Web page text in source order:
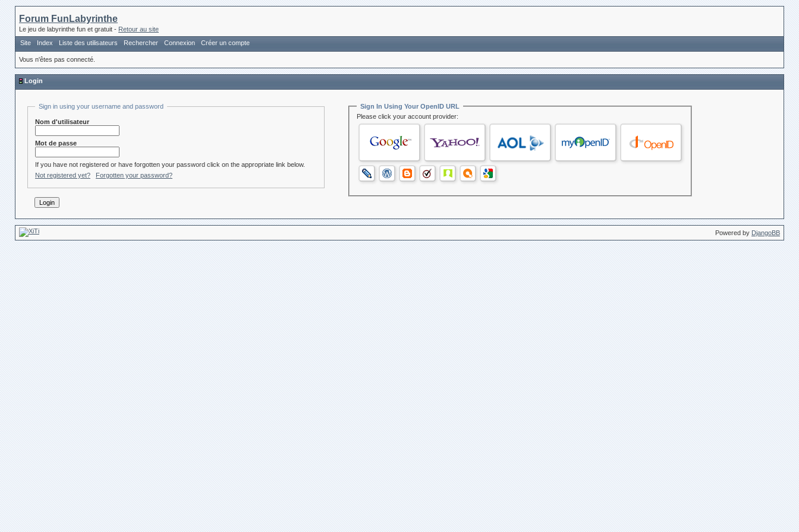
Forum FunLabyrinthe
Le jeu de labyrinthe fun et gratuit - Retour au site
Site
Index Liste des utilisateurs Rechercher Connexion Créer un compte
Vous n'êtes pas connecté.
Login
Sign in using your username and password
Nom d'utilisateur
Mot de passe
If you have not registered or have forgotten your password click on the appropriate link below.
Not registered yet?
Forgotten your password?
Sign In Using Your OpenID URL
Please click your account provider:
Powered by DjangoBB